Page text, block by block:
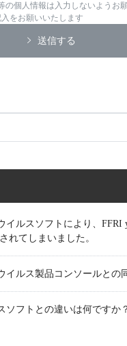
の個人情報は入力しないようお
をお願いいたします
送信する
イルスソフトにより、FFRI
れてしまいました。
イルス製品コンソールとの
ソフトとの違いは何ですか